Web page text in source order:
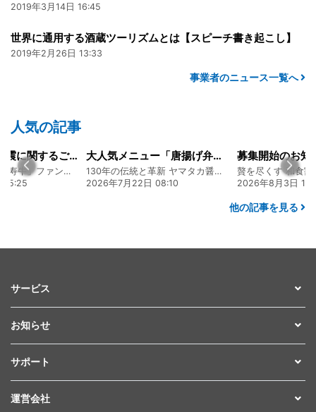
2019年3月14日 16:45
世界に通用する酒蔵ツーリズムとは【スピーチ書き起こし】
2019年2月26日 13:33
事業者のニュース一覧へ
人気の記事
令和8年熊本地震に関するご報告
熊本 あか牛「延寿牛」ファンド2026
15:25
大人気メニュー「唐揚げ弁当」のレシピをご紹介します！
130年の伝統と革新 ヤマタカ醤油ファンド
2026年7月22日 08:10
募集開始のお知
贅を尽くす 和食
2026年8月3日
他の記事を見る
サービス
お知らせ
サポート
運営会社